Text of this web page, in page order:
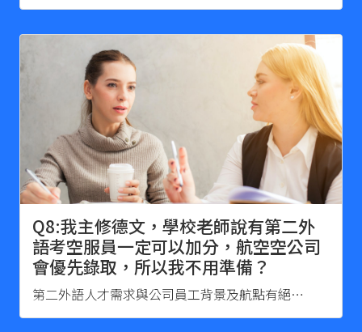
Q8:我主修德文，學校老師說有第二外
語考空服員一定可以加分，航空空公司
會優先錄取，所以我不用準備？
第二外語人才需求與公司員工背景及航點有絕…